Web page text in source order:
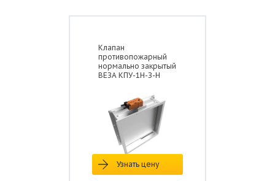
Клапан
противопожарный
нормально закрытый
ВЕЗА КПУ-1Н-З-Н
Узнать цену